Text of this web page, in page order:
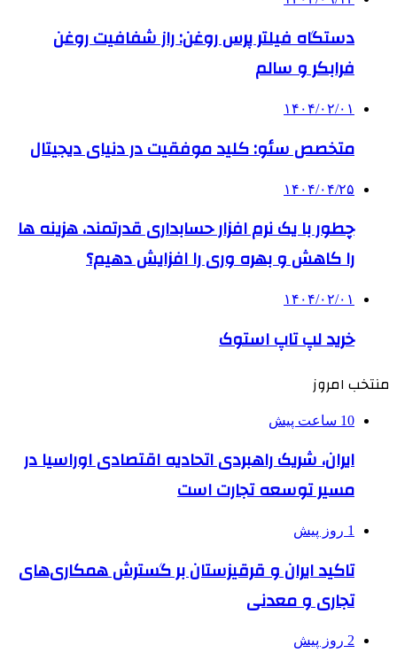
دستگاه فیلتر پرس روغن: راز شفافیت روغن
فرابکر و سالم
۱۴۰۴/۰۲/۰۱
متخصص سئو: کلید موفقیت در دنیای دیجیتال
۱۴۰۴/۰۴/۲۵
چطور با یک نرم افزار حسابداری قدرتمند، هزینه ها
را کاهش و بهره وری را افزایش دهیم؟
۱۴۰۴/۰۲/۰۱
خرید لپ تاپ استوک
منتخب امروز
10 ساعت پیش
ایران، شریک راهبردی اتحادیه اقتصادی اوراسیا در
مسیر توسعه تجارت است
1 روز پیش
تاکید ایران و قرقیزستان بر گسترش همکاری‌های
تجاری و معدنی
2 روز پیش